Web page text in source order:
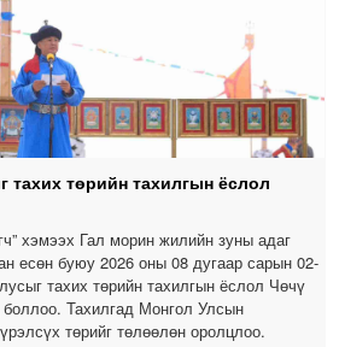
тахих төрийн тахилгын ёслол
хэмээх Гал морин жилийн зуны адаг
есөн буюу 2026 оны 08 дугаар сарын 02-
тахих төрийн тахилгын ёслол Чөчү
Тахилгад Монгол Улсын
төрийг төлөөлөн оролцлоо.